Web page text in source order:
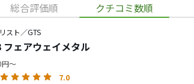
総合評価順 クチコミ数順
スト／GTS
フェアウェイメタル
～
7.0